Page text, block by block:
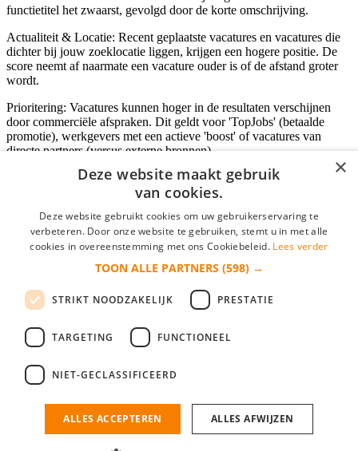
functietitel het zwaarst, gevolgd door de korte omschrijving.
Actualiteit & Locatie: Recent geplaatste vacatures en vacatures die
dichter bij jouw zoeklocatie liggen, krijgen een hogere positie. De
score neemt af naarmate een vacature ouder is of de afstand groter
wordt.
Prioritering: Vacatures kunnen hoger in de resultaten verschijnen
door commerciële afspraken. Dit geldt voor 'TopJobs' (betaalde
promotie), werkgevers met een actieve 'boost' of vacatures van
directe partners (versus externe bronnen).
Inloggen als bedrijf
*
login gegevens onthouden
login
Bedrijf aanmelden
nieuwe collega/werknemer zo gevonden!
×
Deze website maakt gebruik
van cookies.
Deze website gebruikt cookies om uw gebruikerservaring te
verbeteren. Door onze website te gebruiken, stemt u in met alle
cookies in overeenstemming met ons Cookiebeleid. Lees verder
TOON ALLE PARTNERS (598) →
STRIKT NOODZAKELIJK PRESTATIE
TARGETING FUNCTIONEEL
NIET-GECLASSIFICEERD
ALLES ACCEPTEREN ALLES AFWIJZEN